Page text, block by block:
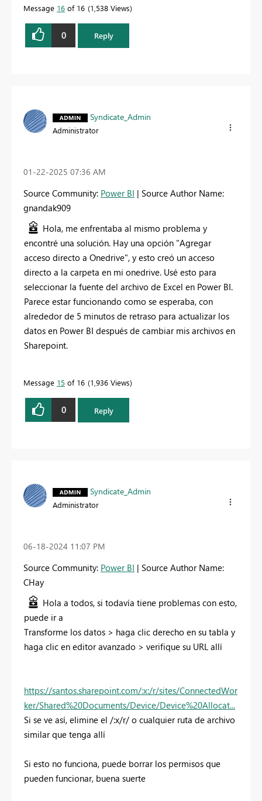
Message 16 of 16 1,538 Views
0 Reply
Syndicate_Admin
Administrator
‎01-22-2025 07:36 AM
Source Community: Power BI | Source Author Name:
gnandak909
Hola, me enfrentaba al mismo problema y
encontré una solución. Hay una opción "Agregar
acceso directo a Onedrive", y esto creó un acceso
directo a la carpeta en mi onedrive. Usé esto para
seleccionar la fuente del archivo de Excel en Power BI.
Parece estar funcionando como se esperaba, con
alrededor de 5 minutos de retraso para actualizar los
datos en Power BI después de cambiar mis archivos en
Sharepoint.
Message 15 of 16 1,936 Views
0 Reply
Syndicate_Admin
Administrator
‎06-18-2024 11:07 PM
Source Community: Power BI | Source Author Name:
CHay
Hola a todos, si todavía tiene problemas con esto,
puede ir a
Transforme los datos > haga clic derecho en su tabla y
haga clic en editor avanzado > verifique su URL allí
https://santos.sharepoint.com/:x:/r/sites/ConnectedWor
ker/Shared%20Documents/Device/Device%20Allocat...
Si se ve así, elimine el /:x/r/ o cualquier ruta de archivo
similar que tenga allí
Si esto no funciona, puede borrar los permisos que
pueden funcionar, buena suerte